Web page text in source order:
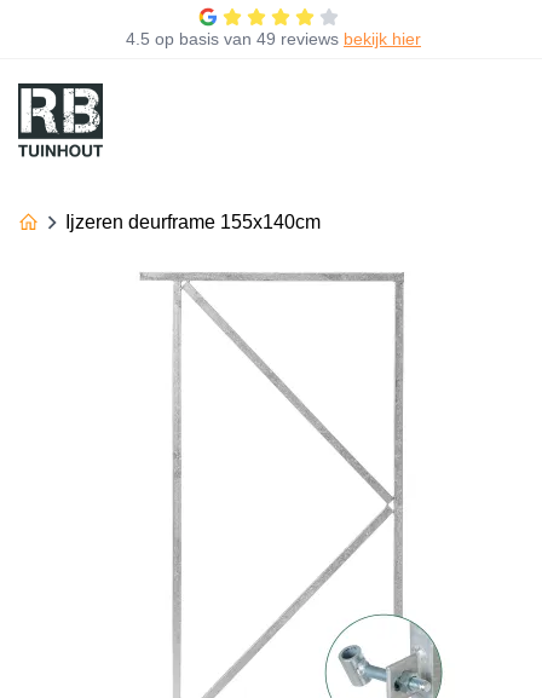
4.5 op basis van 49 reviews bekijk hier
Ijzeren deurframe 155x140cm